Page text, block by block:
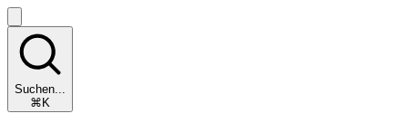
Suchen...
⌘K